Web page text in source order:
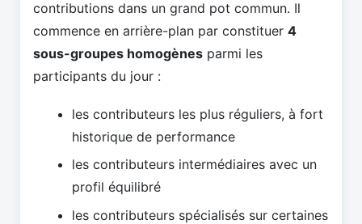
contributions dans un grand pot commun. Il
commence en arrière-plan par constituer4
sous-groupes homogènes parmi les
participants du jour :
les contributeurs les plus réguliers, à fort
historique de performance
les contributeurs intermédiaires avec un
profil équilibré
les contributeurs spécialisés sur certaines